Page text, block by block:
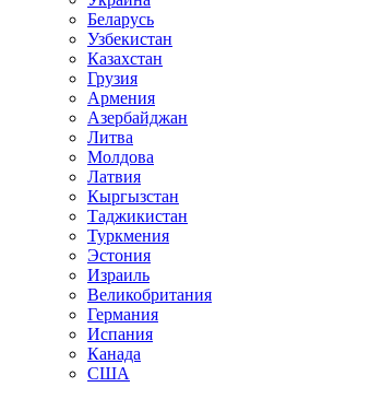
Беларусь
Узбекистан
Казахстан
Грузия
Армения
Азербайджан
Литва
Молдова
Латвия
Кыргызстан
Таджикистан
Туркмения
Эстония
Израиль
Великобритания
Германия
Испания
Канада
США